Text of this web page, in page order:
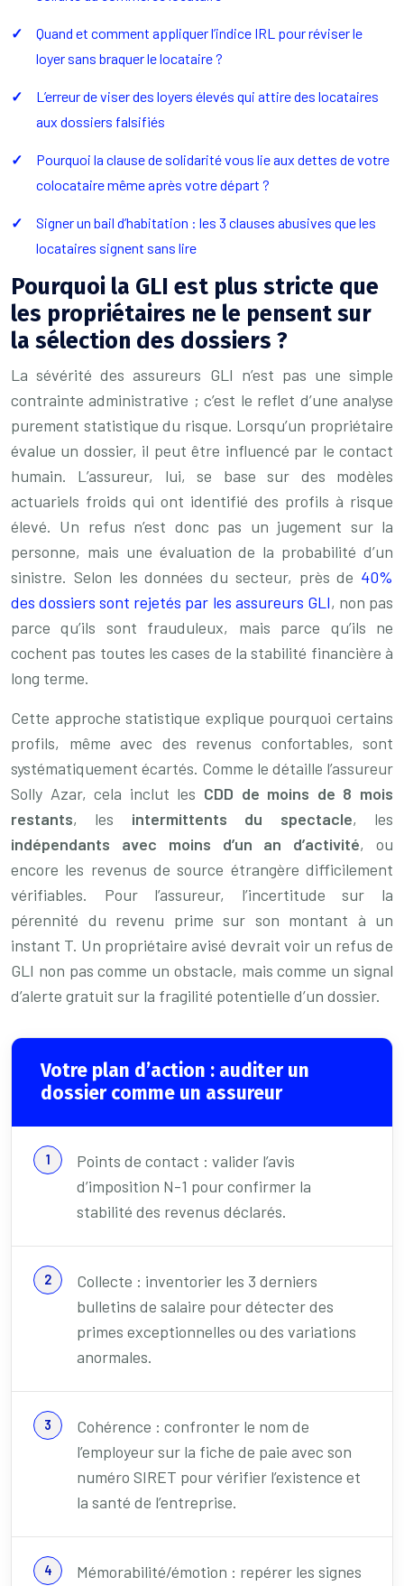
Quand et comment appliquer l’indice IRL pour réviser le
loyer sans braquer le locataire ?
L’erreur de viser des loyers élevés qui attire des locataires
aux dossiers falsifiés
Pourquoi la clause de solidarité vous lie aux dettes de votre
colocataire même après votre départ ?
Signer un bail d’habitation : les 3 clauses abusives que les
locataires signent sans lire
Pourquoi la GLI est plus stricte que
les propriétaires ne le pensent sur
la sélection des dossiers ?
La sévérité des assureurs GLI n’est pas une simple
contrainte administrative ; c’est le reflet d’une analyse
purement statistique du risque. Lorsqu’un propriétaire
évalue un dossier, il peut être influencé par le contact
humain. L’assureur, lui, se base sur des modèles
actuariels froids qui ont identifié des profils à risque
élevé. Un refus n’est donc pas un jugement sur la
personne, mais une évaluation de la probabilité d’un
sinistre. Selon les données du secteur, près de 40%
des dossiers sont rejetés par les assureurs GLI, non pas
parce qu’ils sont frauduleux, mais parce qu’ils ne
cochent pas toutes les cases de la stabilité financière à
long terme.
Cette approche statistique explique pourquoi certains
profils, même avec des revenus confortables, sont
systématiquement écartés. Comme le détaille l’assureur
Solly Azar, cela inclut les CDD de moins de 8 mois
restants, les intermittents du spectacle, les
indépendants avec moins d’un an d’activité, ou
encore les revenus de source étrangère difficilement
vérifiables. Pour l’assureur, l’incertitude sur la
pérennité du revenu prime sur son montant à un
instant T. Un propriétaire avisé devrait voir un refus de
GLI non pas comme un obstacle, mais comme un signal
d’alerte gratuit sur la fragilité potentielle d’un dossier.
Votre plan d’action : auditer un
dossier comme un assureur
Points de contact : valider l’avis
d’imposition N-1 pour confirmer la
stabilité des revenus déclarés.
Collecte : inventorier les 3 derniers
bulletins de salaire pour détecter des
primes exceptionnelles ou des variations
anormales.
Cohérence : confronter le nom de
l’employeur sur la fiche de paie avec son
numéro SIRET pour vérifier l’existence et
la santé de l’entreprise.
Mémorabilité/émotion : repérer les signes